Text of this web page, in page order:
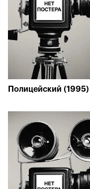
Полицейский (1995)